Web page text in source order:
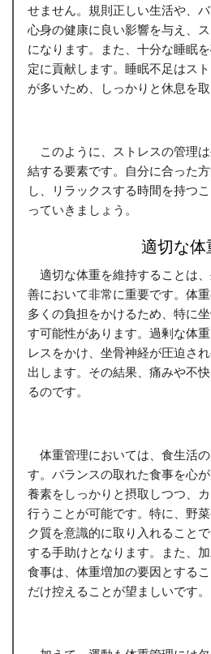
せません。規則正しい生活や、
心身の健康に良い影響を与え、
になります。また、十分な睡眠
定に貢献します。睡眠不足はス
が多いため、しっかりと休息を取
このように、ストレスの管理
結する要素です。自分に合った
し、リラックスする時間を持つ
っていきましょう。
適切な体
適切な体重を維持することは
善において非常に重要です。体
多くの負担をかけるため、特に
す可能性があります。過剰な体
レスをかけ、坐骨神経が圧迫さ
出します。その結果、痛みや不
るのです。
体重管理においては、食生活
す。バランスの取れた食事を心
養素をしっかりと摂取しつつ、
行うことが可能です。特に、野
ク質を意識的に取り入れること
する手助けとなります。また、
食事は、体重増加の要因とする
だけ控えることが望ましいです。